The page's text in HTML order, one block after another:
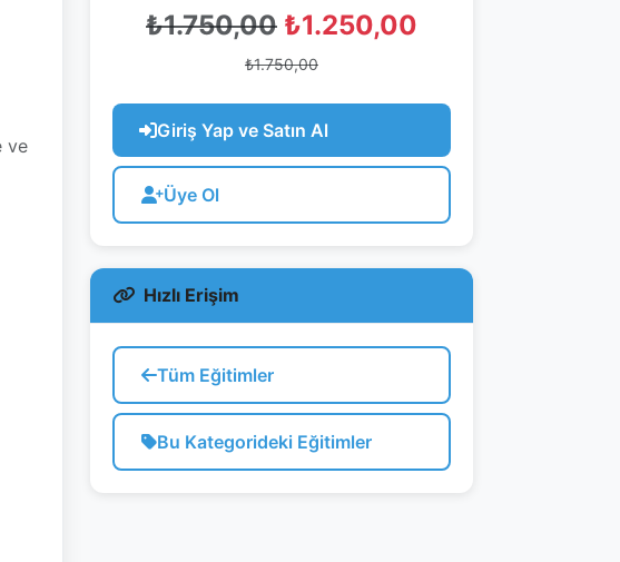
₺1.750,00 ₺1.250,00
₺1.750,00
Giriş Yap ve Satın Al
Üye Ol
Hızlı Erişim
Tüm Eğitimler
Bu Kategorideki Eğitimler